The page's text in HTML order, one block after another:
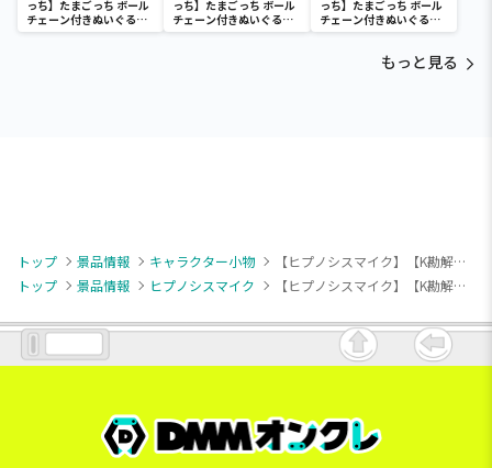
っち】たまごっち ボール
チェーン付きぬいぐるみ
～Tamagotchi
っち】たまごっち ボール
チェーン付きぬいぐるみ
～Tamagotchi
っち】たまごっち ボール
チェーン付きぬいぐるみ
～Tamagotchi
もっと見る
トップ 景品情報 キャラクター小物
【ヒプノシスマイク】【K勘解由小路無花果】ヒプノシスマイク -Division Rap Battle- ちびぐるみポーズ！スタンド付きアクリルフォトスティックvol.2
トップ
景品情報 ヒプノシスマイク 【ヒプノシスマイク】【K勘解由小路無花果】ヒプノシスマイク -Division Rap Battle- ちびぐるみポーズ！スタンド付きアクリルフォトスティックvol.2